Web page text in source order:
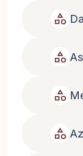
category
category
category
category